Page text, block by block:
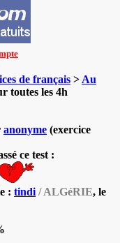
de français > Au
toutes les 4h
anonyme (exercice
ce test :
: tindi / ALGéRIE, le